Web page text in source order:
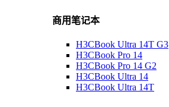
商用笔记本
H3CBook Ultra 14T G3
H3CBook Pro 14
H3CBook Pro 14 G2
H3CBook Ultra 14
H3CBook Ultra 14T